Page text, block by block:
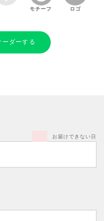
モチーフ ロゴ
ーダーする
お届けできない日